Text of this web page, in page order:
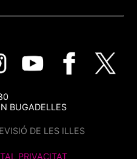
BUGADELLES
DE LES ILLES
PRIVACITAT